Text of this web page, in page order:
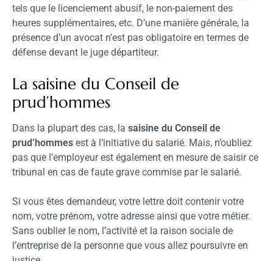
tels que le licenciement abusif, le non-paiement des
heures supplémentaires, etc. D’une manière générale, la
présence d’un avocat n’est pas obligatoire en termes de
défense devant le juge départiteur.
La saisine du Conseil de
prud’hommes
Dans la plupart des cas, la saisine du Conseil de
prud’hommes est à l’initiative du salarié. Mais, n’oubliez
pas que l’employeur est également en mesure de saisir ce
tribunal en cas de faute grave commise par le salarié.
Si vous êtes demandeur, votre lettre doit contenir votre
nom, votre prénom, votre adresse ainsi que votre métier.
Sans oublier le nom, l’activité et la raison sociale de
l’entreprise de la personne que vous allez poursuivre en